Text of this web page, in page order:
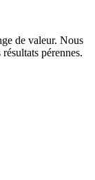
de valeur. Nous
pérennes.